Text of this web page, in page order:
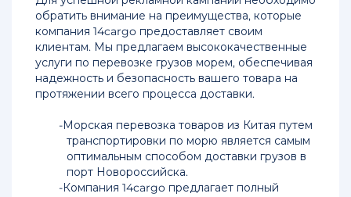
в
Иркутск
Перевозка
грузов
из
морем
Новороссийск
Доставка
обратить внимание на преимущества, которые
компания 14cargo предоставляет своим
клиентам. Мы предлагаем высококачественные
услуги по перевозке грузов морем, обеспечивая
надежность и безопасность вашего товара на
протяжении всего процесса доставки.
Морская перевозка товаров из Китая путем
транспортировки по морю является самым
оптимальным способом доставки грузов в
порт Новороссийска.
Компания 14cargo предлагает полный